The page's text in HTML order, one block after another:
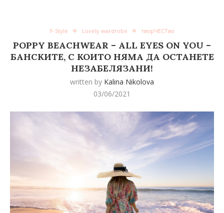
F-Style Lovely wardrobe творЧЕСТво
POPPY BEACHWEAR – ALL EYES ON YOU –
БАНСКИТЕ, С КОИТО НЯМА ДА ОСТАНЕТЕ
НЕЗАБЕЛЯЗАНИ!
written by Kalina Nikolova
03/06/2021